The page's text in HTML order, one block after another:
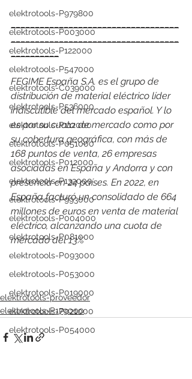
elektrotools-P979800
elektrotools-P003000
elektrotools-P122000
elektrotools-P547000
elektrotools-C039000
elektrotools-P536000
elektrotools-P112000
elektrotools-P051000
elektrotools-P012000
elektrotools-P132000
elektrotools-P993000
elektrotools-P004000
elektrotools-P081000
elektrotools-P093000
elektrotools-P053000
elektrotools-P019000
elektrotools-P021000
elektrotools-P054000
___________________________________
__________
FEGIME España S.A. es el grupo de
distribución de material eléctrico líder
indiscutible del mercado español. Y lo
es por su cuota de mercado como por
su cobertura geográfica, con más de
168 puntos de venta, 26 empresas
asociadas en España y Andorra y con
presencia en 24 países. En 2022, en
España facturó un consolidado de 664
millones de euros en venta de material
eléctrico, alcanzando una cuota de
mercado del 13%
elektrotools-proveedor
elektrotools-P179000